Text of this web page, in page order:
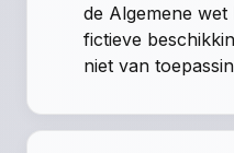
de Algemene
fictieve
niet van